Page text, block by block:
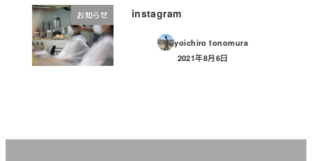
お知らせ instagram
yoichiro tonomura
投稿日
2021年8月6日